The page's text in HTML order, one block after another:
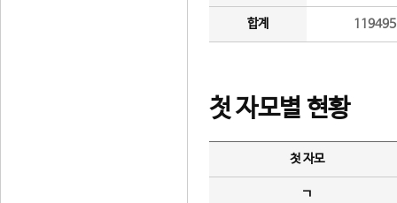
합계
첫 자모별 현황
첫 자모
ㄱ